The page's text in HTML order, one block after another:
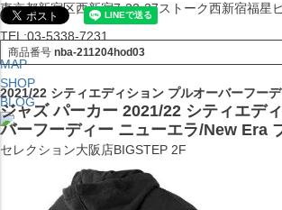
東京都新宿区西新宿7-22-37ストーク西新宿福星
TEL:03-5338-7231
MAP
SHOP
BLOG
セレクション大阪店BIGSTEP 2F
営業：平日・土日祝12:00～19:00
〒542-008
商品番号 nba-211204hod03
2021/22 シティエディション プルオーバーフー
ジャズ パーカー 2021/22 シティエデ
バーフーディー ニューエラ/New Era